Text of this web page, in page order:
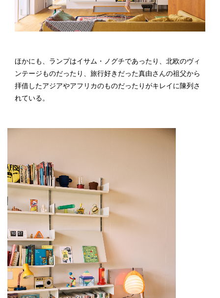
ほかにも、ランプはイサム・ノグチであったり、北欧のヴィ
ンテージものだったり、旅行好きだった真由さんの祖父から
拝借したアジアやアフリカのものだったりがキレイに陳列さ
れている。